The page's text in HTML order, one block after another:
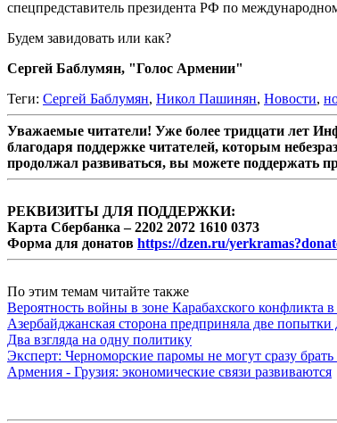
спецпредставитель президента РФ по
Будем завидовать или как?
Сергей Баблумян, "Голос Армении"
Теги: Сергей Баблумян, Никол Пашинян, Новости,
Уважаемые читатели! Уже более тридцати лет
благодаря поддержке читателей, которым
продолжал развиваться, вы можете поддержать
РЕКВИЗИТЫ ДЛЯ ПОДДЕРЖКИ:
Карта Сбербанка – 2202 2072 1610 0373
Форма для донатов https://dzen.ru/
По этим темам читайте также
Вероятность войны в зоне Карабахского конфликта
Азербайджанская сторона предприняла две
Два взгляда на одну политику
Эксперт: Черноморские паромы не могут сразу
Армения - Грузия: экономические связи развиваются